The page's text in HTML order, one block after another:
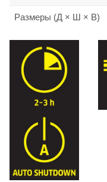
Размеры (Д × Ш × В)